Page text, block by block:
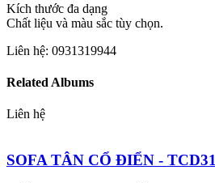
Kích thước đa dạng
Chất liệu và màu sắc tùy chọn.
Liên hệ: 0931319944
Related Albums
Liên hệ
SOFA TÂN CỔ ĐIỂN - TCD31